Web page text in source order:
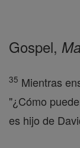
Gospel,
35 Mientras
"¿Cómo
es hijo de